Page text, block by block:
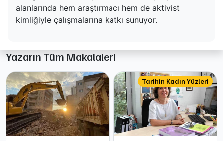
alanlarında hem araştırmacı hem de aktivist
kimliğiyle çalışmalarına katkı sunuyor.
Yazarın Tüm Makalaleri
Tarihin Kadın Yüzleri